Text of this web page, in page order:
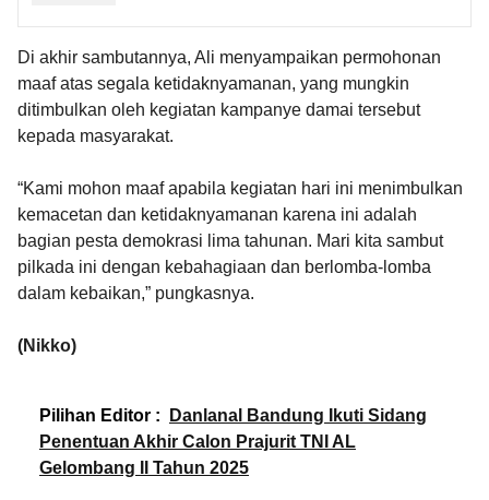
Di akhir sambutannya, Ali menyampaikan permohonan
maaf atas segala ketidaknyamanan, yang mungkin
ditimbulkan oleh kegiatan kampanye damai tersebut
kepada masyarakat.
“Kami mohon maaf apabila kegiatan hari ini menimbulkan
kemacetan dan ketidaknyamanan karena ini adalah
bagian pesta demokrasi lima tahunan. Mari kita sambut
pilkada ini dengan kebahagiaan dan berlomba-lomba
dalam kebaikan,” pungkasnya.
(Nikko)
Pilihan Editor :
Danlanal Bandung Ikuti Sidang
Penentuan Akhir Calon Prajurit TNI AL
Gelombang II Tahun 2025